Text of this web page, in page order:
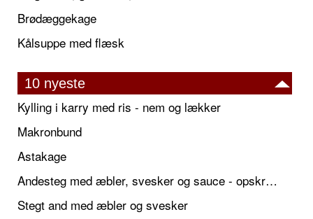
Brødæggekage
Kålsuppe med flæsk
10 nyeste
Kylling i karry med ris - nem og lækker
Makronbund
Astakage
Andesteg med æbler, svesker og sauce - opskrift også til jul
Stegt and med æbler og svesker